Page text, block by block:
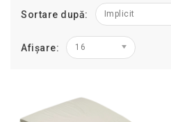
Sortare după: Implicit
Afișare: 16